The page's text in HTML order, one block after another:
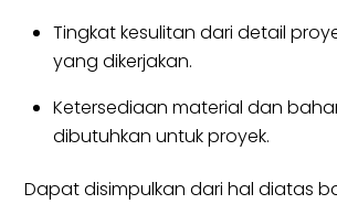
Tingkat kesulitan dari detail
yang dikerjakan.
Ketersediaan material dan
dibutuhkan untuk proyek.
Dapat disimpulkan dari hal diatas